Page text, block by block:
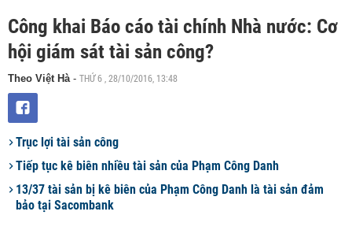
Công khai Báo cáo tài chính Nhà nước: Cơ
hội giám sát tài sản công?
Theo Việt Hà- THỨ 6 , 28/10/2016, 13:48
Trục lợi tài sản công
Tiếp tục kê biên nhiều tài sản của Phạm Công Danh
13/37 tài sản bị kê biên của Phạm Công Danh là tài sản đảm
bảo tại Sacombank